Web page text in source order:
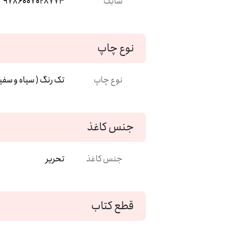
نوع چاپ
نوع چاپ تک رنگ ( سیاه و
جنس کاغذ
جنس کاغذ تحریر
قطع کتاب